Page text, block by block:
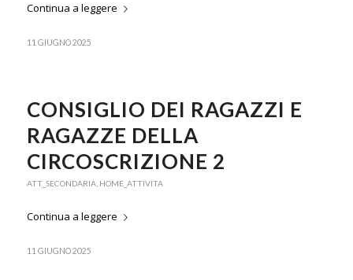
Continua a leggere
11 GIUGNO 2025
CONSIGLIO DEI RAGAZZI E
RAGAZZE DELLA
CIRCOSCRIZIONE 2
ATT_SECONDARIA, HOME_ATTIVITA
Continua a leggere
11 GIUGNO 2025